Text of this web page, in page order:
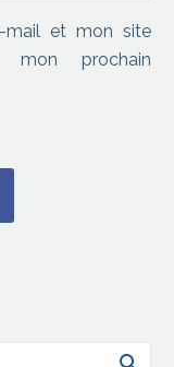
mail et mon site
prochain